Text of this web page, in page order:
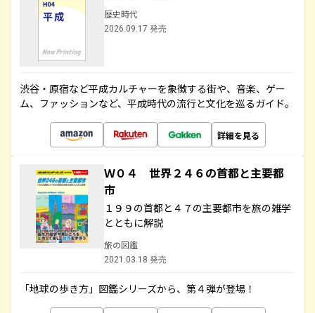
歴史時代
2026.09.17 発売
渋谷・原宿など平成カルチャーを象徴する街や、音楽、ゲー
ム、ファッションなど、平成時代の流行と文化を巡るガイド。
詳細を見る
Ｗ０４ 世界２４６の首都と主要都
市
１９９の首都と４７の主要都市を旅の雑学
とともに解説
旅の図鑑
2021.03.18 発売
「地球の歩き方」図鑑シリーズから、第４弾が登場！